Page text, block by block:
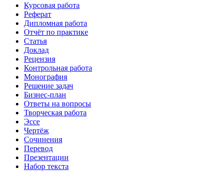
Курсовая работа
Реферат
Дипломная работа
Отчёт по практике
Статья
Доклад
Рецензия
Контрольная работа
Монография
Решение задач
Бизнес-план
Ответы на вопросы
Творческая работа
Эссе
Чертёж
Сочинения
Перевод
Презентации
Набор текста